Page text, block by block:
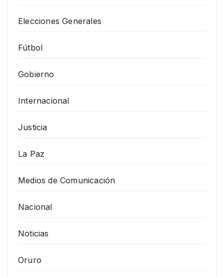
Elecciones Generales
Fútbol
Gobierno
Internacional
Justicia
La Paz
Medios de Comunicación
Nacional
Noticias
Oruro